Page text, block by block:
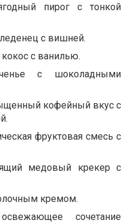
пирог с тонкой
с вишней.
с ванилью.
с шоколадными
кофейный вкус с
фруктовая смесь с
медовый крекер с
кремом.
сочетание